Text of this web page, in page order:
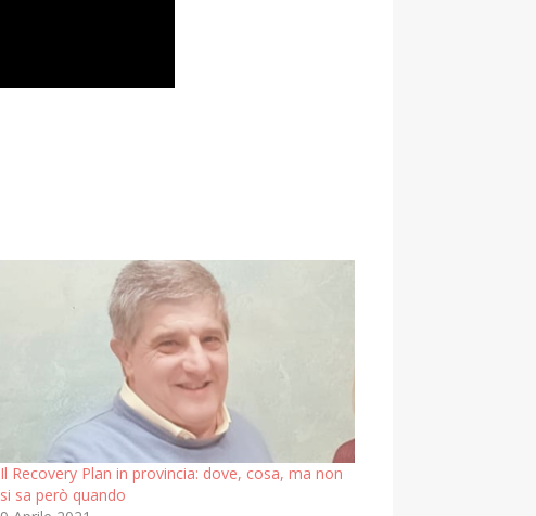
Il Recovery Plan in provincia: dove, cosa, ma non
si sa però quando